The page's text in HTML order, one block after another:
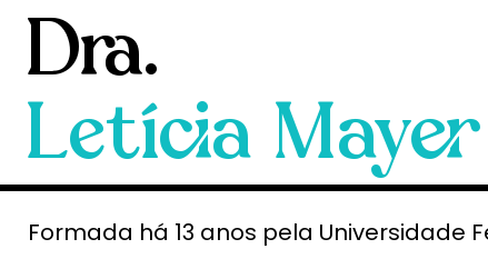
Dra.
Letícia Mayer
Formada há 13 anos pela Universidade